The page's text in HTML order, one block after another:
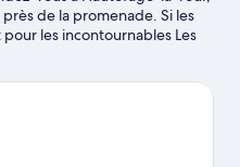
de la promenade. Si les
les incontournables Les
les amateurs de grands
agréables Parc de loisirs